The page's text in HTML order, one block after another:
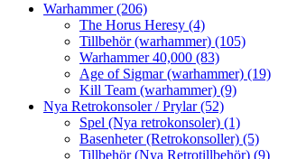
Warhammer(206)
The Horus Heresy (4)
Tillbehör (warhammer) (105)
Warhammer 40,000 (83)
Age of Sigmar (warhammer) (19)
Kill Team (warhammer) (9)
Nya Retrokonsoler / Prylar(52)
Spel (Nya retrokonsoler) (1)
Basenheter (Retrokonsoller) (5)
Tillbehör (Nya Retrotillbehör) (9)